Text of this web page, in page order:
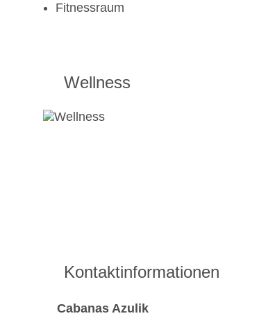
Fitnessraum
Wellness
Kontaktinformationen
Cabanas Azulik